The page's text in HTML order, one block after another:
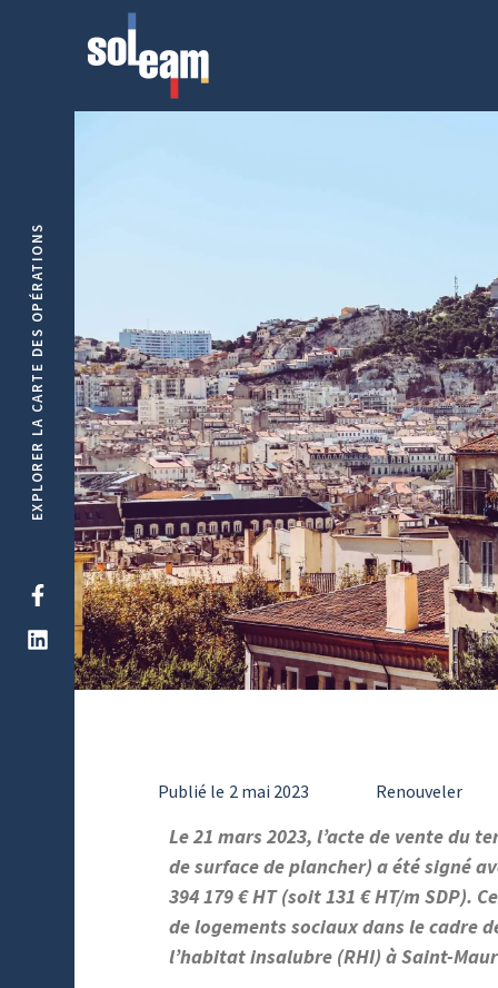
EXPLORER LA CARTE DES OPÉRATIONS
Publié le 2 mai 2023 Renouveler
Le 21 mars 2023, l’acte de vente du
de surface de plancher) a été signé
394 179 € HT (soit 131 € HT/m SDP).
de logements sociaux dans le cadre
l’habitat insalubre (RHI) à Saint-